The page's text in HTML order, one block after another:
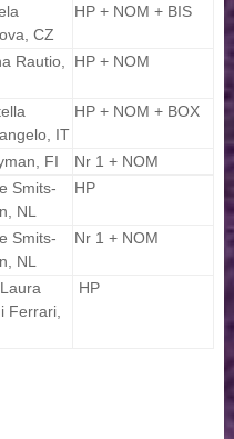
CZ
HP + NOM + BIS
Rautio,
HP + NOM
IT
HP + NOM + BOX
FI
Nr 1 + NOM
Smits-
NL
HP
Smits-
NL
Nr 1 + NOM
Ferrari,
HP